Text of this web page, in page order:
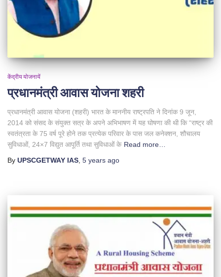
केंद्रीय योजनायें
प्रधानमंत्री आवास योजना शहरी
प्रधानमंत्री आवास योजना (शहरी) भारत के माननीय राष्ट्रपति ने दिनांक 9 जून,
2014 को संसद के संयुक्त सत्र के अपने अभिभाषण में यह घोषणा की थी कि “राष्ट्र की
स्वतंत्रता के 75 वर्ष पूरे होने तक प्रत्येक परिवार के पास जल कनेक्शन, शौचालय
सुविधाओं, 24×7 विद्युत आपूर्ति तथा सुविधाओं के Read more…
By UPSCGETWAY IAS 5 years ago